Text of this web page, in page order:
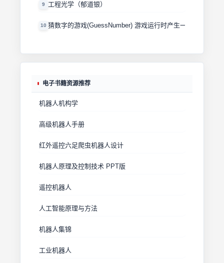
9 工程光学（郁道银）
10 猜数字的游戏(GuessNumber) 游戏运行时产生一个0－1000
电子书籍资源推荐
机器人机构学
高级机器人手册
红外遥控六足爬虫机器人设计
机器人原理及控制技术 PPT版
遥控机器人
人工智能原理与方法
机器人集锦
工业机器人